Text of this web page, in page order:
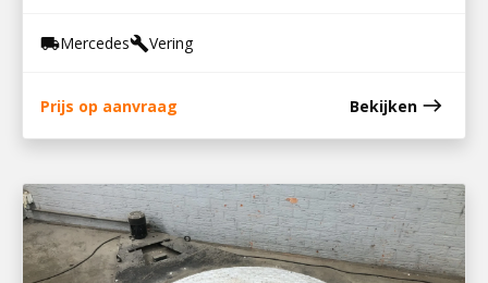
local_shippingMercedesbuildVering
Prijs op aanvraag Bekijken east